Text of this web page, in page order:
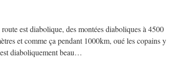
est diabolique, des montées diaboliques à 4500
et comme ça pendant 1000km, oué les copains y
diaboliquement beau…